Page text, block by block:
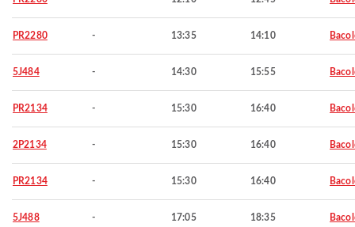
PR2280 - 13:35 14:10
5J484 - 14:30 15:55
PR2134 - 15:30 16:40
2P2134 - 15:30 16:40
PR2134 - 15:30 16:40
5J488 - 17:05 18:35